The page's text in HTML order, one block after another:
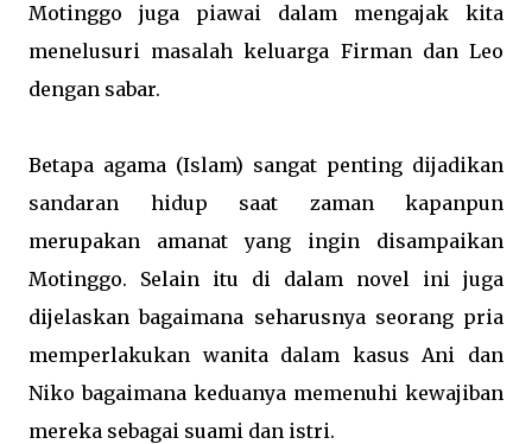
Motinggo juga piawai dalam mengajak kita
menelusuri masalah keluarga Firman dan Leo
dengan sabar.
Betapa agama (Islam) sangat penting dijadikan
sandaran hidup saat zaman kapanpun
merupakan amanat yang ingin disampaikan
Motinggo. Selain itu di dalam novel ini juga
dijelaskan bagaimana seharusnya seorang pria
memperlakukan wanita dalam kasus Ani dan
Niko bagaimana keduanya memenuhi kewajiban
mereka sebagai suami dan istri.